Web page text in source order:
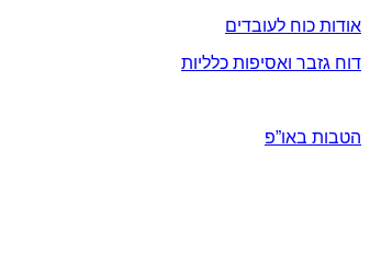
אודות כוח לעובדים
דוח גזבר ואסיפות כלליות
הטבות באו”פ